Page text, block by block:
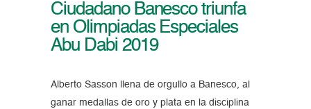
Ciudadano Banesco triunfa
en Olimpiadas Especiales
Abu Dabi 2019
Alberto Sasson llena de orgullo a Banesco, al
ganar medallas de oro y plata en la disciplina